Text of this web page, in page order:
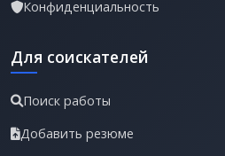
Конфиденциальность
Для соискателей
Поиск работы
Добавить резюме